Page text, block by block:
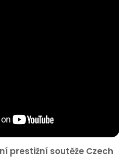
prestižní soutěže Czech